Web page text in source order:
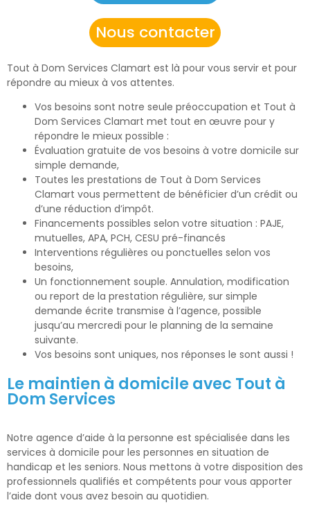
Nous contacter
Tout à Dom Services Clamart est là pour vous servir et pour
répondre au mieux à vos attentes.
Vos besoins sont notre seule préoccupation et Tout à
Dom Services Clamart met tout en œuvre pour y
répondre le mieux possible :
Évaluation gratuite de vos besoins à votre domicile sur
simple demande,
Toutes les prestations de Tout à Dom Services
Clamart vous permettent de bénéficier d’un crédit ou
d’une réduction d’impôt.
Financements possibles selon votre situation : PAJE,
mutuelles, APA, PCH, CESU pré-financés
Interventions régulières ou ponctuelles selon vos
besoins,
Un fonctionnement souple. Annulation, modification
ou report de la prestation régulière, sur simple
demande écrite transmise à l’agence, possible
jusqu’au mercredi pour le planning de la semaine
suivante.
Vos besoins sont uniques, nos réponses le sont aussi !
Le maintien à domicile avec Tout à
Dom Services
Notre agence d’aide à la personne est spécialisée dans les
services à domicile pour les personnes en situation de
handicap et les seniors. Nous mettons à votre disposition des
professionnels qualifiés et compétents pour vous apporter
l’aide dont vous avez besoin au quotidien.